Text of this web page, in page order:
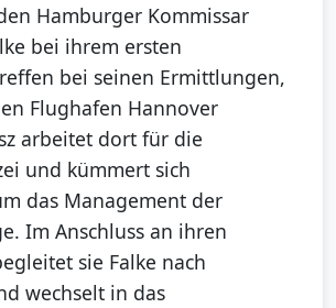
Hamburger Kommissar
bei ihrem ersten
bei seinen Ermittlungen,
Flughafen Hannover
arbeitet dort für die
und kümmert sich
das Management der
Im Anschluss an ihren
sie Falke nach
wechselt in das